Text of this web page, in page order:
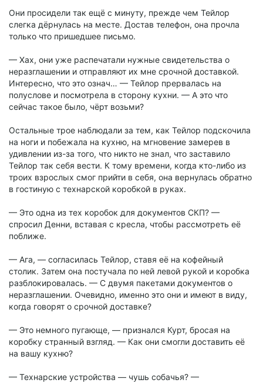
Они просидели так ещё с минуту, прежде чем Тейлор
слегка дёрнулась на месте. Достав телефон, она прочла
только что пришедшее письмо.
— Хах, они уже распечатали нужные свидетельства о
неразглашении и отправляют их мне срочной доставкой.
Интересно, что это означ… — Тейлор прервалась на
полуслове и посмотрела в сторону кухни. — А это что
сейчас такое было, чёрт возьми?
Остальные трое наблюдали за тем, как Тейлор подскочила
на ноги и побежала на кухню, на мгновение замерев в
удивлении из-за того, что никто не знал, что заставило
Тейлор так себя вести. К тому времени, когда кто-либо из
троих взрослых смог прийти в себя, она вернулась обратно
в гостиную с технарской коробкой в руках.
— Это одна из тех коробок для документов СКП? —
спросил Денни, вставая с кресла, чтобы рассмотреть её
поближе.
— Ага, — согласилась Тейлор, ставя её на кофейный
столик. Затем она постучала по ней левой рукой и коробка
разблокировалась. — С двумя пакетами документов о
неразглашении. Очевидно, именно это они и имеют в виду,
когда говорят о срочной доставке?
— Это немного пугающе, — признался Курт, бросая на
коробку странный взгляд. — Как они смогли доставить её
на вашу кухню?
— Технарские устройства — чушь собачья? —